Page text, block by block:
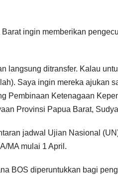
ingin memberikan
langsung ditransfer. Kalau
Saya ingin mereka ajukan
Pembinaan Ketenagaan
Provinsi Papua Barat,
jadwal Ujian Nasional
MA mulai 1 April.
BOS diperuntukkan bagi